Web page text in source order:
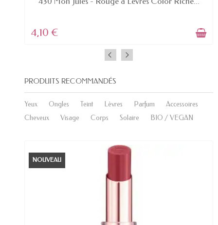
4,10 €
PRODUITS RECOMMANDÉS
Yeux Ongles Teint Lèvres Parfum
Accessoires
Cheveux
Visage Corps Solaire BIO / VEGAN
NOUVEAU